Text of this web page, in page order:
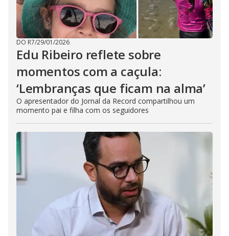
DO R7/29/01/2026
Edu Ribeiro reflete sobre
momentos com a caçula:
‘Lembranças que ficam na alma’
O apresentador do Jornal da Record compartilhou um
momento pai e filha com os seguidores